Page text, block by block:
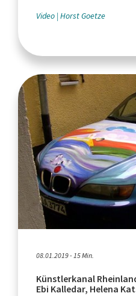
Video Horst Goetze
08.01.2019 - 15 Min.
Künstlerkanal
Ebi Kalledar, Helena